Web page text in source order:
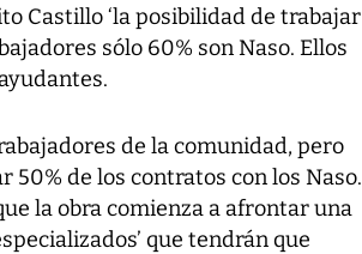
Castillo ‘la posibilidad de trabajar
sólo 60% son Naso. Ellos
de la comunidad, pero
de los contratos con los Naso.
la obra comienza a afrontar una
que tendrán que